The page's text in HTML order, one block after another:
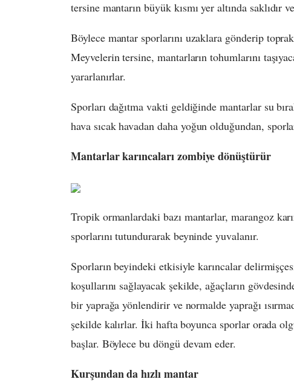
tersine mantarın büyük kısmı yer altında saklıdır
Böylece mantar sporlarını uzaklara gönderip
Meyvelerin tersine, mantarların tohumlarını
yararlanırlar.
Sporları dağıtma vakti geldiğinde mantarlar su
hava sıcak havadan daha yoğun olduğundan,
Mantarlar karıncaları zombiye dönüştürür
Tropik ormanlardaki bazı mantarlar, marangoz
sporlarını tutundurarak beyninde yuvalanır.
Sporların beyindeki etkisiyle karıncalar
koşullarını sağlayacak şekilde, ağaçların
bir yaprağa yönlendirir ve normalde yaprağı
şekilde kalırlar. İki hafta boyunca sporlar orada
başlar. Böylece bu döngü devam eder.
Kurşundan da hızlı mantar